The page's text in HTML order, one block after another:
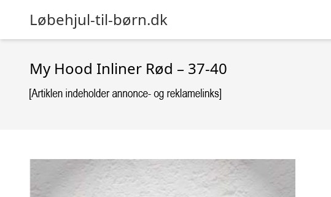
Løbehjul-til-børn.dk
My Hood Inliner Rød – 37-40